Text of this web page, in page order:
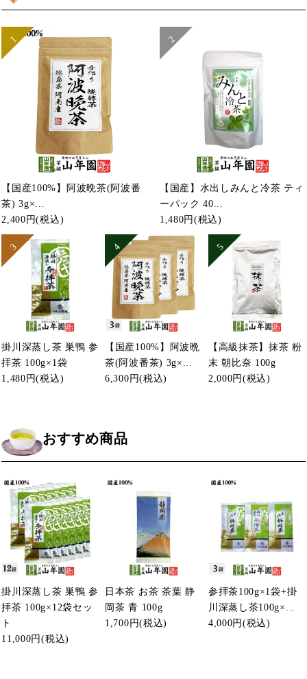
【国産100%】阿波晩茶(阿波番
茶) 3g×...
2,400円(税込)
【国産】水出しみんと冷茶 ティ
ーパック 40...
1,480円(税込)
掛川深蒸し茶 巣鴨 参
拝茶 100g×1袋
1,480円(税込)
【国産100%】阿波晩
茶(阿波番茶) 3g×...
6,300円(税込)
【高級抹茶】抹茶 粉
末 朝比奈 100g
2,000円(税込)
おすすめ商品
掛川深蒸し茶 巣鴨 参
拝茶 100g×12袋セッ
ト
11,000円(税込)
日本茶 お茶 茶葉 静
岡茶 青 100g
1,700円(税込)
参拝茶100g×1袋+掛
川深蒸し茶100g×...
4,000円(税込)